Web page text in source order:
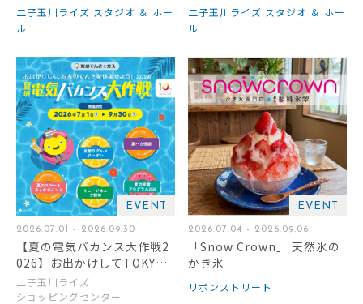
二子玉川ライズ スタジオ ＆ ホー
ル
二子玉川ライズ スタジオ ＆ ホー
ル
EVENT
2026.07.01 - 2026.09.30
【夏の電気バカンス大作戦2
026】お出かけしてTOKYU
POINTをもらおう！
二子玉川ライズ
ショッピングセンター
EVENT
2026.07.04 - 2026.09.06
「Snow Crown」 天然氷の
かき氷
リボンストリート